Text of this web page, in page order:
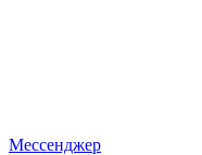
Мессенджер